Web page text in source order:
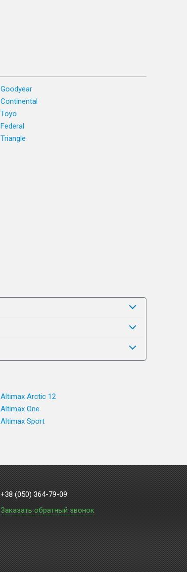
Goodyear
Continental
Toyo
Federal
Triangle
Altimax Arctic 12
Altimax One
Altimax Sport
+38 (050) 364-79-09
Заказать обратный звонок